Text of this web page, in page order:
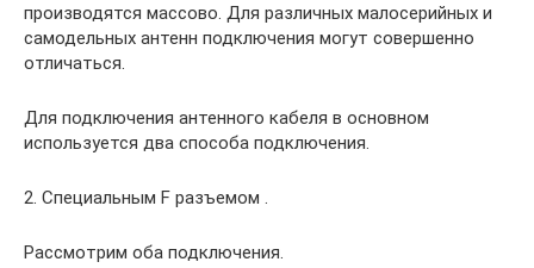
производятся массово. Для различных малосерийных и
самодельных антенн подключения могут совершенно
отличаться.
Для подключения антенного кабеля в основном
используется два способа подключения.
2. Специальным F разъемом .
Рассмотрим оба подключения.